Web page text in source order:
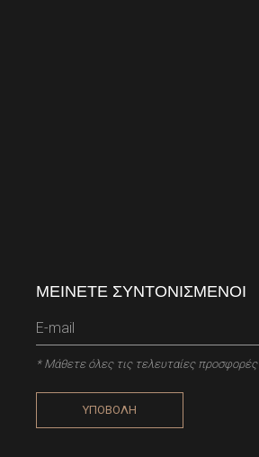
ΜΕΙΝΕΤΕ ΣΥΝΤΟΝΙΣΜΕΝΟΙ
* Μάθετε όλες τις τελευταίες προσφορές
ΥΠΟΒΟΛΗ